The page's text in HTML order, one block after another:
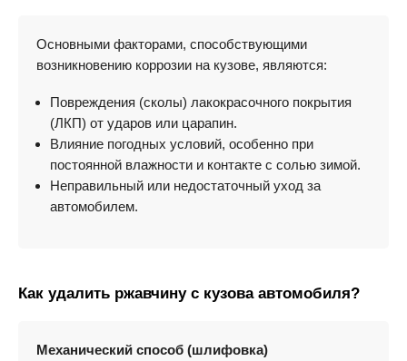
Основными факторами, способствующими
возникновению коррозии на кузове, являются:
Повреждения (сколы) лакокрасочного покрытия
(ЛКП) от ударов или царапин.
Влияние погодных условий, особенно при
постоянной влажности и контакте с солью зимой.
Неправильный или недостаточный уход за
автомобилем.
Как удалить ржавчину с кузова автомобиля?
Механический способ (шлифовка)